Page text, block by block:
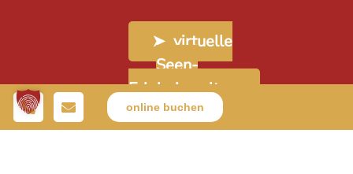
➤ virtuelle
Seen-
Erlebniswelten
online buchen